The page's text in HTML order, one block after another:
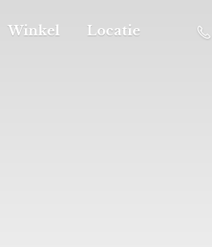
Winkel Locatie